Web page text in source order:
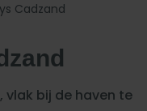
Cadzand
vlak bij de haven te